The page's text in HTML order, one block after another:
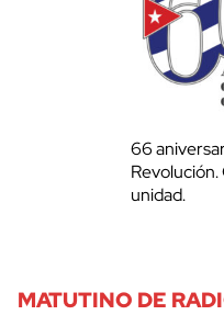
66
Revolución.
unidad.
MATUTINO DE